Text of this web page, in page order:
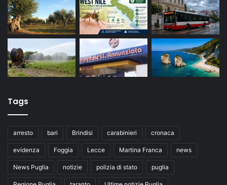
Tags
arresto bari Brindisi carabinieri cronaca
evidenza Foggia Lecce Martina Franca news
News Puglia notizie polizia di stato puglia